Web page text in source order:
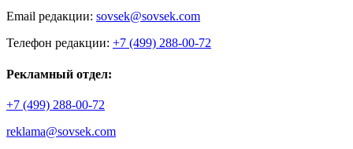
Email редакции: sovsek@sovsek.com
Телефон редакции: +7 (499) 288-00-72
Рекламный отдел:
+7 (499) 288-00-72
reklama@sovsek.com